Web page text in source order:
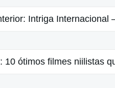
Intriga Internacional
10 ótimos filmes niilistas